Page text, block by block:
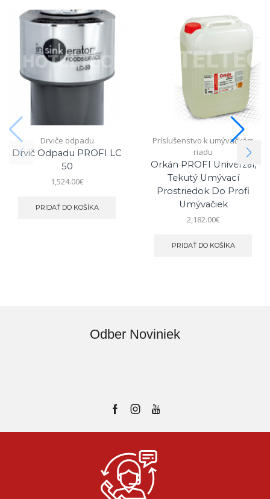
Drviče odpadu
Drvič Odpadu PROFI LC
50
1,524.00€
PRIDAŤ DO KOŠÍKA
Príslušenstvo k umývačkám
riadu
Orkán PROFI Univerzál,
Tekutý Umývací
Prostriedok Do Profi
Umývačiek
2,182.00€
PRIDAŤ DO KOŠÍKA
Odber Noviniek